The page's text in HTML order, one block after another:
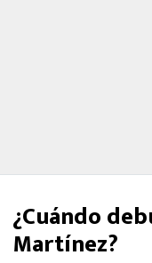
¿Cuándo
Martínez?